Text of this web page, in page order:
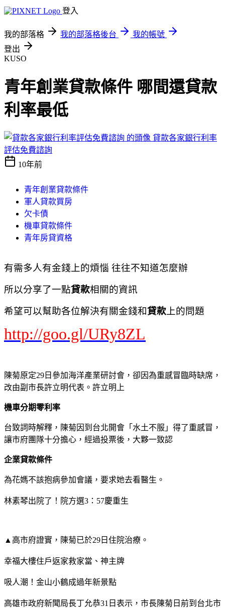
登入
我的部落格 我的部落格後台
我的帳號
登出
KUSO
青年創業貸款條件 哪間還貸款
利率最低
貸款各家銀行利率
評估免費諮詢
10年前
青年創業貸款條件
軍人貸款買房
欠卡債
機車貸款條件
青年房貸資格
有需多人有金錢上的煩惱 往往不知道怎麼辦
所以分享了一點貸款相關的資訊
希望可以幫助各位解決有關金錢和貸款 上的問題
http://goo.gl/URy8ZL
陳菊原定29日參加海洋產業研討會，卻因為重感冒臨時缺席，
改由副市長許立明代表。許立明上
機車分期零利率
台致詞時解釋，陳菊因到台北開會「水土不服」得了重感冒，
讓市府團隊十分擔心，經過投票後，大夥一致認
企業貸款條件
為花媽不該抱病參加會議，要求她去看醫生。
林素琴出院了！院方選3：57慶重生
▲高市府證實，陳菊已於29日住院治療。
幸福大樓住戶返家救家當、神主牌
吸人潮！金山小鶴成過年新景點
高雄市政府新聞局長丁允恭31日表示，市長陳菊日前到台北市